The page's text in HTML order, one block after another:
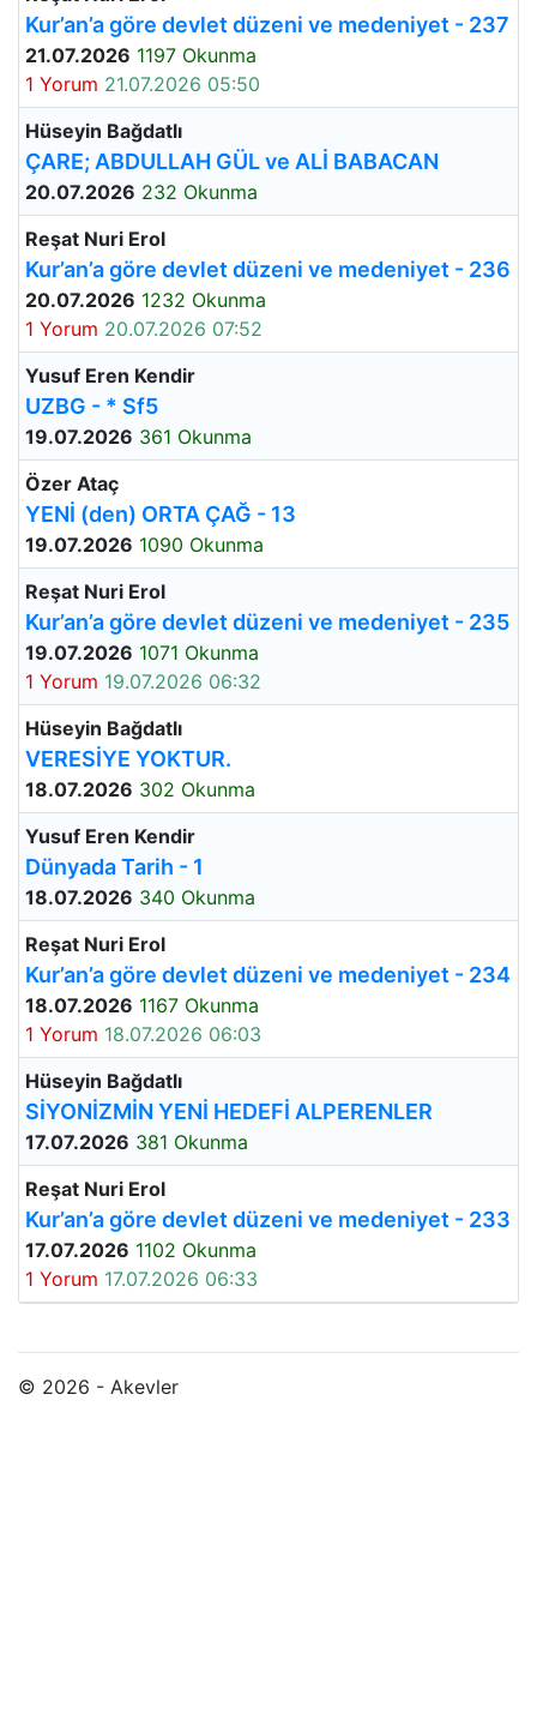
Kur’an’a göre devlet düzeni ve medeniyet - 237
21.07.2026 1197 Okunma
1 Yorum 21.07.2026 05:50
Hüseyin Bağdatlı
ÇARE; ABDULLAH GÜL ve ALİ BABACAN
20.07.2026 232 Okunma
Reşat Nuri Erol
Kur’an’a göre devlet düzeni ve medeniyet - 236
20.07.2026 1232 Okunma
1 Yorum 20.07.2026 07:52
Yusuf Eren Kendir
UZBG - * Sf5
19.07.2026 361 Okunma
Özer Ataç
YENİ (den) ORTA ÇAĞ - 13
19.07.2026 1090 Okunma
Reşat Nuri Erol
Kur’an’a göre devlet düzeni ve medeniyet - 235
19.07.2026 1071 Okunma
1 Yorum 19.07.2026 06:32
Hüseyin Bağdatlı
VERESİYE YOKTUR.
18.07.2026 302 Okunma
Yusuf Eren Kendir
Dünyada Tarih - 1
18.07.2026 340 Okunma
Reşat Nuri Erol
Kur’an’a göre devlet düzeni ve medeniyet - 234
18.07.2026 1167 Okunma
1 Yorum 18.07.2026 06:03
Hüseyin Bağdatlı
SİYONİZMİN YENİ HEDEFİ ALPERENLER
17.07.2026 381 Okunma
Reşat Nuri Erol
Kur’an’a göre devlet düzeni ve medeniyet - 233
17.07.2026 1102 Okunma
1 Yorum 17.07.2026 06:33
© 2026 - Akevler